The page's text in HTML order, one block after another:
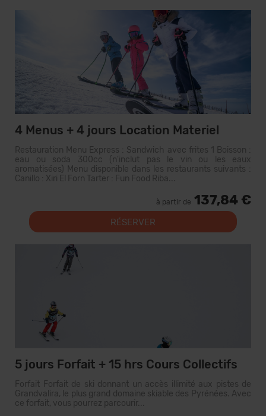
4 Menus + 4 jours Location Materiel
Restauration Menu Express : Sandwich avec frites 1 Boisson :
eau ou soda 300cc (n'inclut pas le vin ou les eaux
aromatisées) Menu disponible dans les restaurants suivants :
Canillo : Xiri El Forn Tarter : Fun Food Riba...
à partir de 137,84 €
RÉSERVER
5 jours Forfait + 15 hrs Cours Collectifs
Forfait Forfait de ski donnant un accès illimité aux pistes de
Grandvalira, le plus grand domaine skiable des Pyrénées. Avec
ce forfait, vous pourrez parcourir...